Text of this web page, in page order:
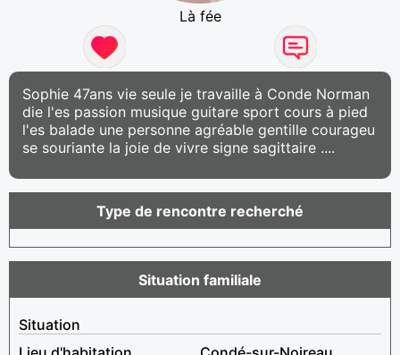
Là fée
Sophie 47ans vie seule je travaille à Conde Norman
die l'es passion musique guitare sport cours à pied
l'es balade une personne agréable gentille courageu
se souriante la joie de vivre signe sagittaire ....
Type de rencontre recherché
Situation familiale
Situation